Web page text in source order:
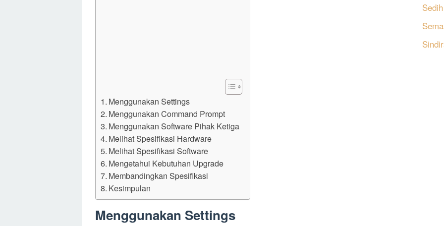
Menggunakan Settings
Menggunakan Command Prompt
Menggunakan Software Pihak Ketiga
Melihat Spesifikasi Hardware
Melihat Spesifikasi Software
Mengetahui Kebutuhan Upgrade
Membandingkan Spesifikasi
Kesimpulan
Menggunakan Settings
Sedih